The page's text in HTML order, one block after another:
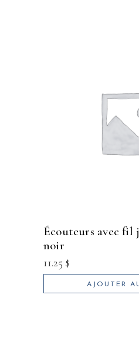
écouteurs avec fil jvc prise jack
noir
11.25 $
AJOUTER